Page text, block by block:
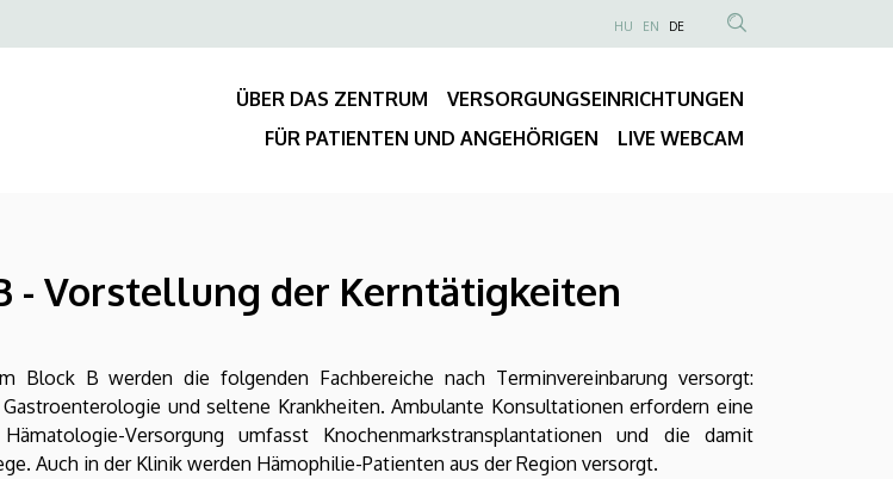
Anonim
fiók
menüje
NYELVVÁLASZTÓ
HU EN DE
TARTALOM
KERESÉSE
ÜBER DAS ZENTRUM
VERSORGUNGSEINRICHTUNGEN
FÜR PATIENTEN UND ANGEHÖRIGEN
LIVE WEBCAM
- Vorstellung der Kerntätigkeiten
Block B werden die folgenden Fachbereiche nach Terminvereinbarung versorgt:
und seltene Krankheiten. Ambulante Konsultationen erfordern eine
Versorgung umfasst Knochenmarkstransplantationen und die damit
Auch in der Klinik werden Hämophilie-Patienten aus der Region versorgt.